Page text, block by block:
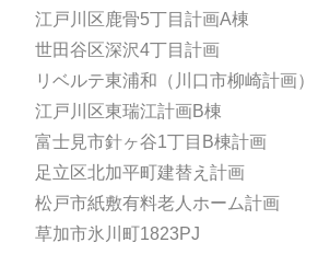
江戸川区鹿骨5丁目計画A棟
世田谷区深沢4丁目計画
リベルテ東浦和（川口市柳崎計画）
江戸川区東瑞江計画B棟
富士見市針ヶ谷1丁目B棟計画
足立区北加平町建替え計画
松戸市紙敷有料老人ホーム計画
草加市氷川町1823PJ